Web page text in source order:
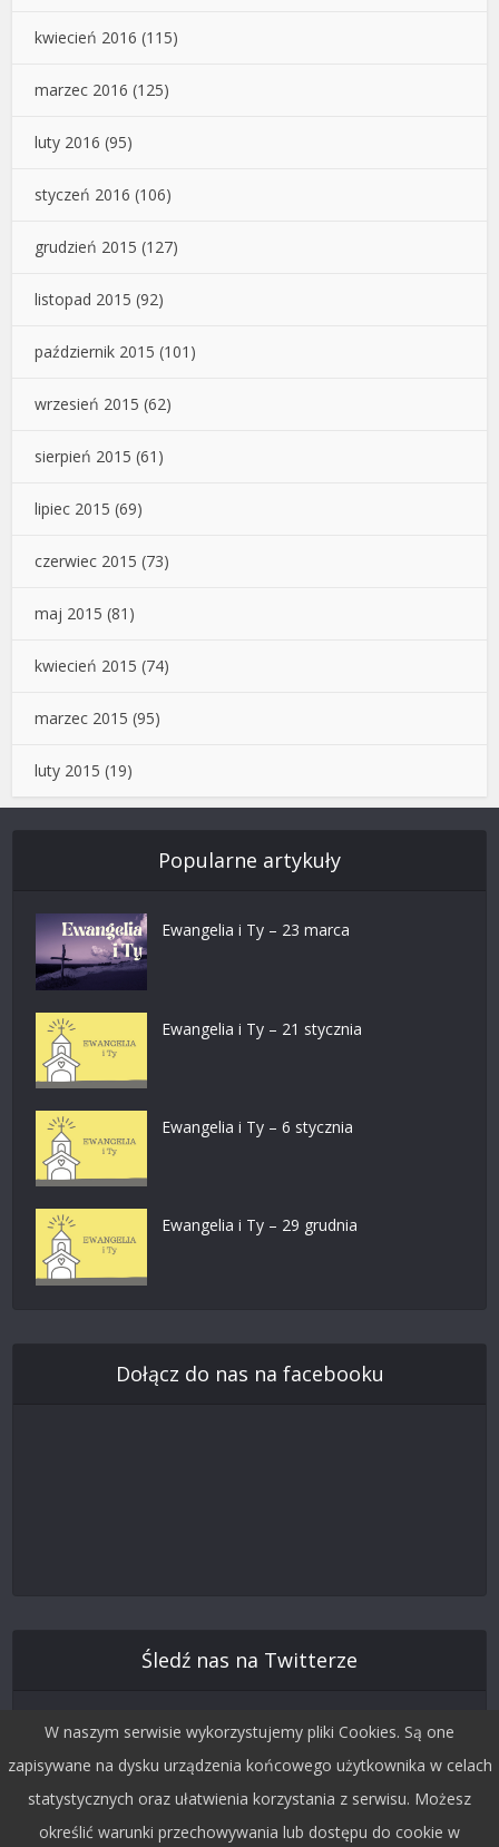
kwiecień 2016 (115)
marzec 2016 (125)
luty 2016 (95)
styczeń 2016 (106)
grudzień 2015 (127)
listopad 2015 (92)
październik 2015 (101)
wrzesień 2015 (62)
sierpień 2015 (61)
lipiec 2015 (69)
czerwiec 2015 (73)
maj 2015 (81)
kwiecień 2015 (74)
marzec 2015 (95)
luty 2015 (19)
Popularne artykuły
Ewangelia i Ty – 23 marca
Ewangelia i Ty – 21 stycznia
Ewangelia i Ty – 6 stycznia
Ewangelia i Ty – 29 grudnia
Dołącz do nas na facebooku
Śledź nas na Twitterze
W naszym serwisie wykorzystujemy pliki Cookies. Są one
zapisywane na dysku urządzenia końcowego użytkownika w celach
statystycznych oraz ułatwienia korzystania z serwisu. Możesz
określić warunki przechowywania lub dostępu do cookie w